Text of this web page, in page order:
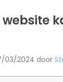
website
03/2024 door